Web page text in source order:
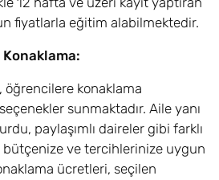
fiyatlarla eğitim alabilmektedir.
öğrencilere konaklama
sunmaktadır. Aile yanı
paylaşımlı daireler gibi farklı
bütçenize ve tercihlerinize uygun
ücretleri, seçilen